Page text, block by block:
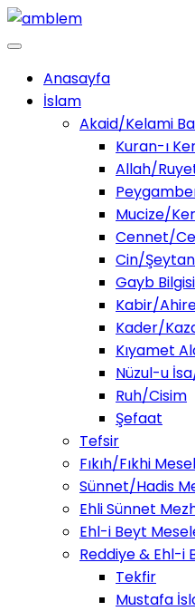
Anasayfa
İslam
Akaid/Kelami
Kuran-ı
Allah/
Mucize/
Cennet/
Cin/
Gayb Bilgisi
Kabir/
Kader/
Kıyamet
Nüzul-u
Ruh/Cisim
Şefaat
Tefsir
Fıkıh/Fıkhi
Sünnet/Hadis
Ehli Sünnet
Ehl-i Beyt
Reddiye & Ehl-i
Tekfir
Mustafa